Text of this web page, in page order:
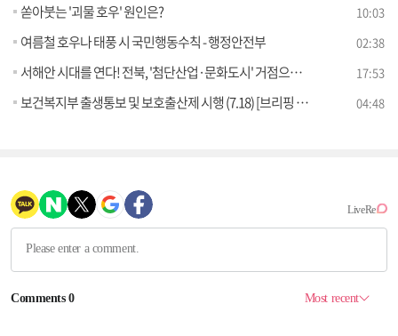
쏟아붓는 '괴물 호우' 원인은? 10:03
여름철 호우나 태풍 시 국민행동수칙 - 행정안전부 02:38
서해안 시대를 연다! 전북, '첨단산업·문화도시' 거점으로! [경제&이슈] 17:53
보건복지부 출생통보 및 보호출산제 시행 (7.18) [브리핑 인사이트] 04:48